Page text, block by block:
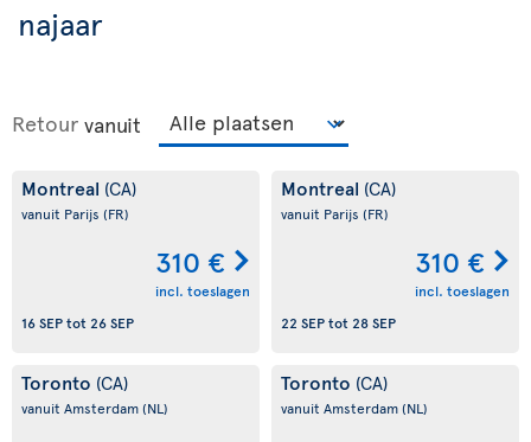
najaar
Retour vanuit
Montreal (CA)
vanuit Parijs (FR)
310 €
incl. toeslagen
16 SEPtot 26 SEP
Montreal (CA)
vanuit Parijs (FR)
310 €
incl. toeslagen
22 SEPtot 28 SEP
Toronto (CA)
vanuit Amsterdam(NL)
Toronto (CA)
vanuit Amsterdam(NL)